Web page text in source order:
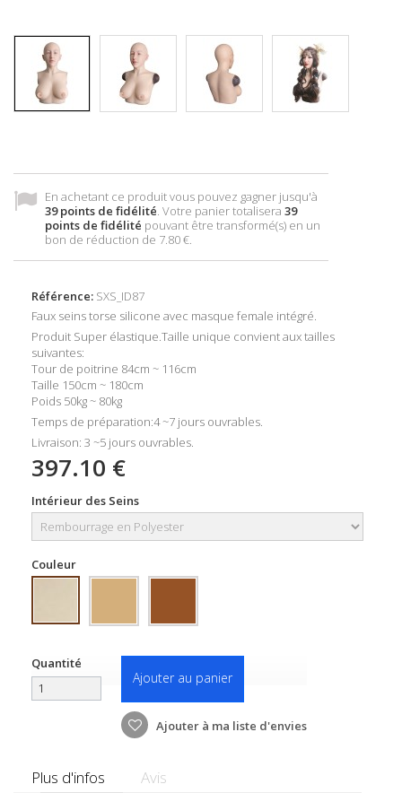
En achetant ce produit vous pouvez gagner jusqu'à
39points de fidélité . Votre panier totalisera 39
points de fidélité pouvant être transformé(s) en un
bon de réduction de 7.80 €
Référence: SXS_ID87
Faux seins torse silicone avec masque female intégré.
Produit Super élastique.Taille unique convient aux tailles
suivantes:
Tour de poitrine 84cm ~ 116cm
Taille 150cm ~ 180cm
Poids 50kg ~ 80kg
Temps de préparation:4 ~7 jours ouvrables.
Livraison: 3 ~5 jours ouvrables.
397.10 €
Intérieur des Seins
Couleur
Quantité
Ajouter au panier
Ajouter à ma liste d'envies
Plus d'infos Avis